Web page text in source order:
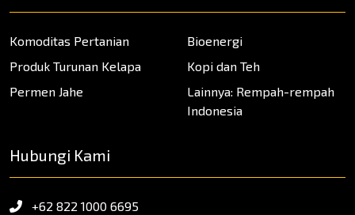
Komoditas Pertanian
Bioenergi
Produk Turunan Kelapa
Kopi dan Teh
Permen Jahe
Lainnya: Rempah-rempah
Indonesia
Hubungi Kami
+62 822 1000 6695